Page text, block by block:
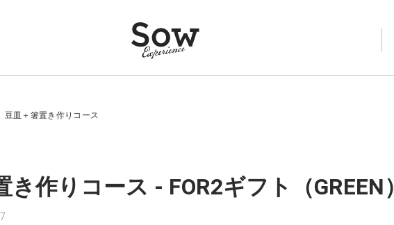
豆皿＋箸置き作りコース
き作りコース - FOR2ギフト（GREEN）